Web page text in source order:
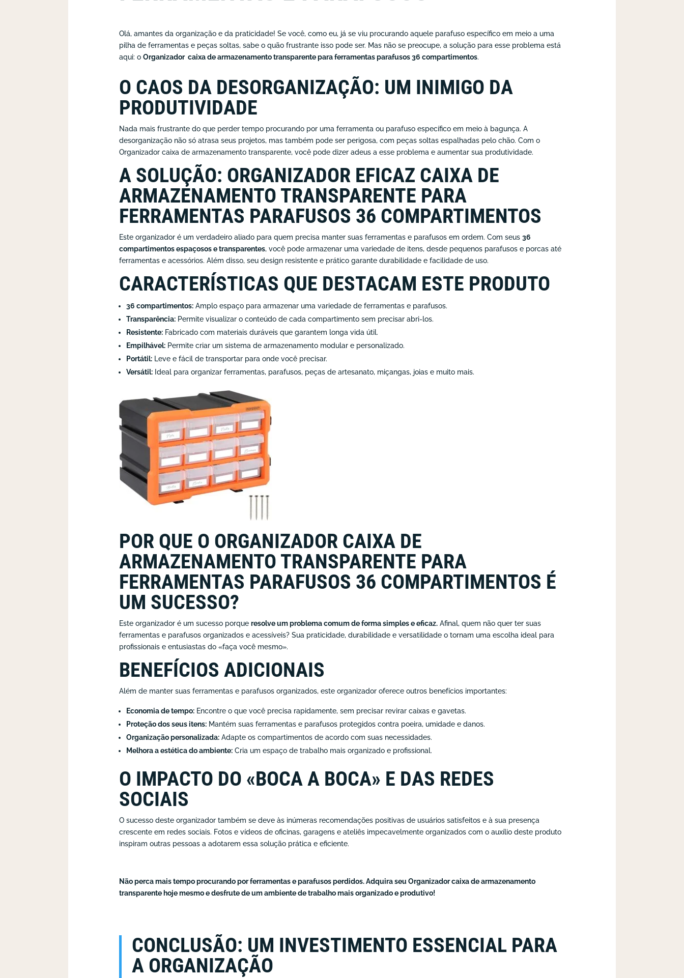
Olá, amantes da organização e da praticidade! Se você, como eu, já se viu procurando aquele parafuso específico em meio a uma
pilha de ferramentas e peças soltas, sabe o quão frustrante isso pode ser. Mas não se preocupe, a solução para esse problema está
aqui: oOrganizador caixa de armazenamento transparente para ferramentas parafusos 36 compartimentos.
O CAOS DA DESORGANIZAÇÃO: UM INIMIGO DA
PRODUTIVIDADE
Nada mais frustrante do que perder tempo procurando por uma ferramenta ou parafuso específico em meio à bagunça. A
desorganização não só atrasa seus projetos, mas também pode ser perigosa, com peças soltas espalhadas pelo chão. Com o
Organizador caixa de armazenamento transparente, você pode dizer adeus a esse problema e aumentar sua produtividade.
A SOLUÇÃO: ORGANIZADOR EFICAZ CAIXA DE
ARMAZENAMENTO TRANSPARENTE PARA
FERRAMENTAS PARAFUSOS 36 COMPARTIMENTOS
Este organizador é um verdadeiro aliado para quem precisa manter suas ferramentas e parafusos em ordem. Com seus36
compartimentos espaçosos e transparentes, você pode armazenar uma variedade de itens, desde pequenos parafusos e porcas até
ferramentas e acessórios. Além disso, seu design resistente e prático garante durabilidade e facilidade de uso.
CARACTERÍSTICAS QUE DESTACAM ESTE PRODUTO
36 compartimentos: Amplo espaço para armazenar uma variedade de ferramentas e parafusos.
Transparência: Permite visualizar o conteúdo de cada compartimento sem precisar abri-los.
Resistente: Fabricado com materiais duráveis que garantem longa vida útil.
Empilhável: Permite criar um sistema de armazenamento modular e personalizado.
Portátil: Leve e fácil de transportar para onde você precisar.
Versátil: Ideal para organizar ferramentas, parafusos, peças de artesanato, miçangas, joias e muito mais.
POR QUE O ORGANIZADOR CAIXA DE
ARMAZENAMENTO TRANSPARENTE PARA
FERRAMENTAS PARAFUSOS 36 COMPARTIMENTOS É
UM SUCESSO?
Este organizador é um sucesso porqueresolve um problema comum de forma simples e eficaz. Afinal, quem não quer ter suas
ferramentas e parafusos organizados e acessíveis? Sua praticidade, durabilidade e versatilidade o tornam uma escolha ideal para
profissionais e entusiastas do «faça você mesmo».
BENEFÍCIOS ADICIONAIS
Além de manter suas ferramentas e parafusos organizados, este organizador oferece outros benefícios importantes:
Economia de tempo: Encontre o que você precisa rapidamente, sem precisar revirar caixas e gavetas.
Proteção dos seus itens: Mantém suas ferramentas e parafusos protegidos contra poeira, umidade e danos.
Organização personalizada: Adapte os compartimentos de acordo com suas necessidades.
Melhora a estética do ambiente: Cria um espaço de trabalho mais organizado e profissional.
O IMPACTO DO «BOCA A BOCA» E DAS REDES
SOCIAIS
O sucesso deste organizador também se deve às inúmeras recomendações positivas de usuários satisfeitos e à sua presença
crescente em redes sociais. Fotos e vídeos de oficinas, garagens e ateliês impecavelmente organizados com o auxílio deste produto
inspiram outras pessoas a adotarem essa solução prática e eficiente.
Não perca mais tempo procurando por ferramentas e parafusos perdidos. Adquira seu Organizador caixa de armazenamento
transparente hoje mesmo e desfrute de um ambiente de trabalho mais organizado e produtivo!
CONCLUSÃO: UM INVESTIMENTO ESSENCIAL PARA
A ORGANIZAÇÃO